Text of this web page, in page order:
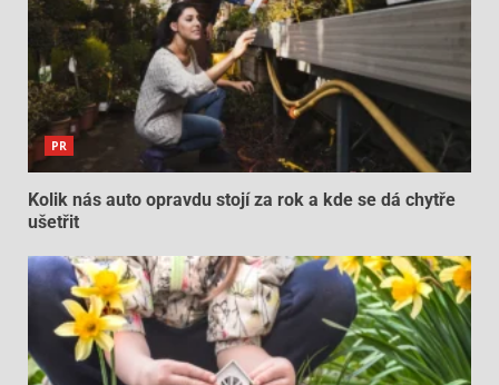
PR
Kolik nás auto opravdu stojí za rok a kde se dá chytře
ušetřit